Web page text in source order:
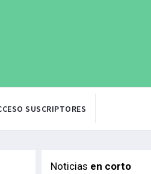
SUSCRIPTORES
Noticias en corto